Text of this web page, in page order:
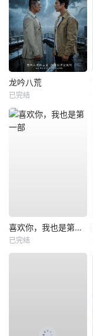
龙吟八荒
已完结
喜欢你，我也是第一部
已完结